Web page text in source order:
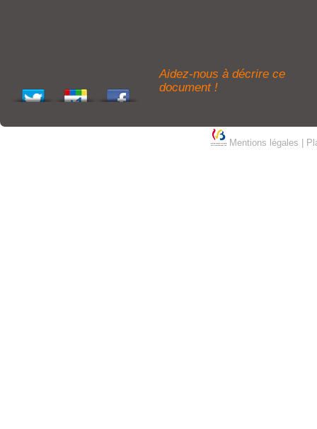
Aidez-nous à décrire ce
document !
Mentions légales